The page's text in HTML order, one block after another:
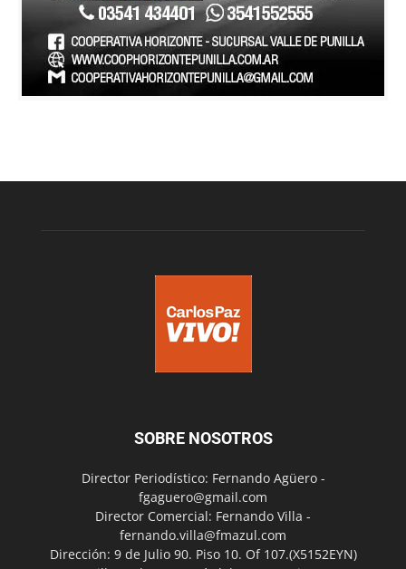
SOBRE NOSOTROS
Director Periodístico: Fernando Agüero -
fgaguero@gmail.com
Director Comercial: Fernando Villa -
fernando.villa@fmazul.com
Dirección: 9 de Julio 90. Piso 10. Of 107.(X5152EYN)